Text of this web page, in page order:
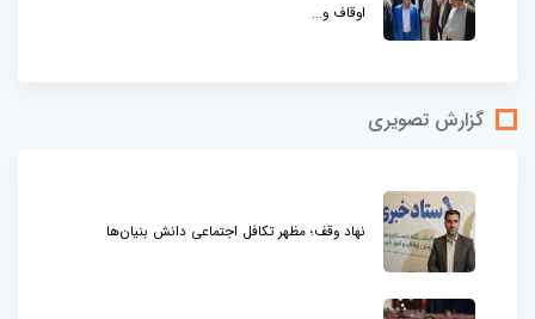
اوقاف و...
گزارش تصویری
نهاد وقف؛ مظهر تکافل اجتماعی دانش بنیان‌ها